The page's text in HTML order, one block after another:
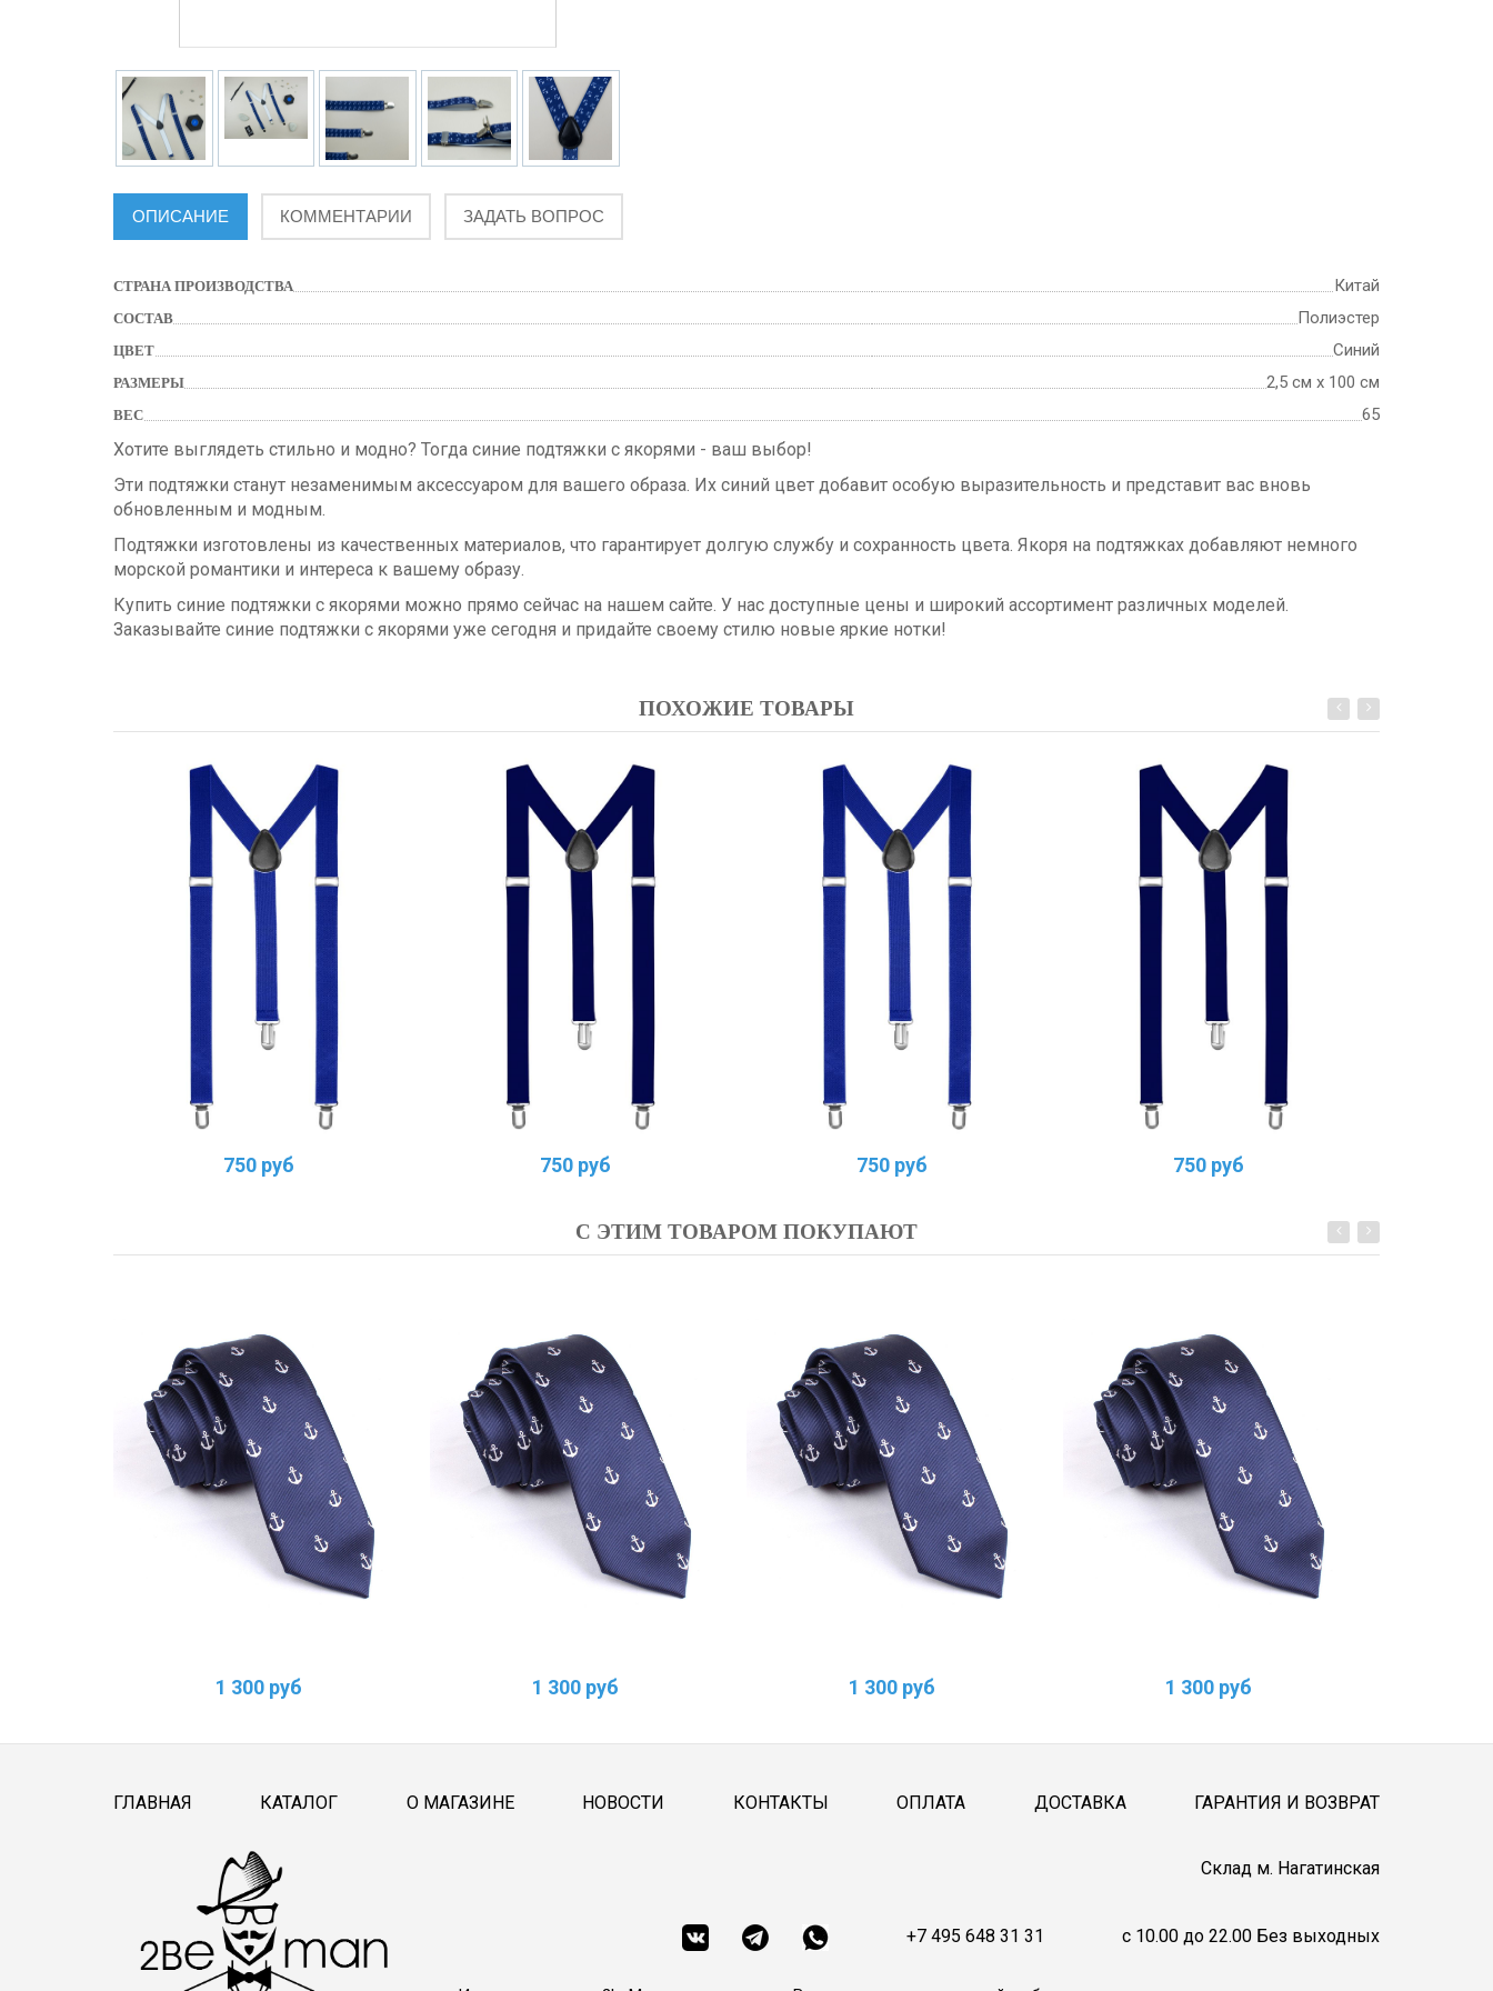
ОПИСАНИЕ КОММЕНТАРИИ ЗАДАТЬ ВОПРОС
СТРАНА ПРОИЗВОДСТВА Китай
СОСТАВ Полиэстер
ЦВЕТ Синий
РАЗМЕРЫ 2,5 см х 100 см
ВЕС 65
Хотите выглядеть стильно и модно? Тогда синие подтяжки с якорями - ваш выбор!
Эти подтяжки станут незаменимым аксессуаром для вашего образа. Их синий цвет добавит особую выразительность и представит вас вновь
обновленным и модным.
Подтяжки изготовлены из качественных материалов, что гарантирует долгую службу и сохранность цвета. Якоря на подтяжках добавляют немного
морской романтики и интереса к вашему образу.
Купить синие подтяжки с якорями можно прямо сейчас на нашем сайте. У нас доступные цены и широкий ассортимент различных моделей.
Заказывайте синие подтяжки с якорями уже сегодня и придайте своему стилю новые яркие нотки!
ПОХОЖИЕ ТОВАРЫ
750 руб 750 руб 750 руб 750 руб
С ЭТИМ ТОВАРОМ ПОКУПАЮТ
1 300 руб 1 300 руб 1 300 руб 1 300 руб
ГЛАВНАЯ КАТАЛОГ О МАГАЗИНЕ НОВОСТИ КОНТАКТЫ ОПЛАТА ДОСТАВКА ГАРАНТИЯ И ВОЗВРАТ
Cклад м. Нагатинская
+7 495 648 31 31 c 10.00 до 22.00 Без выходных